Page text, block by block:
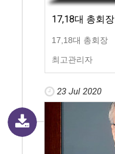
17,18대 총회장
17,18대 총회장
최고관리자
23 Jul 2020